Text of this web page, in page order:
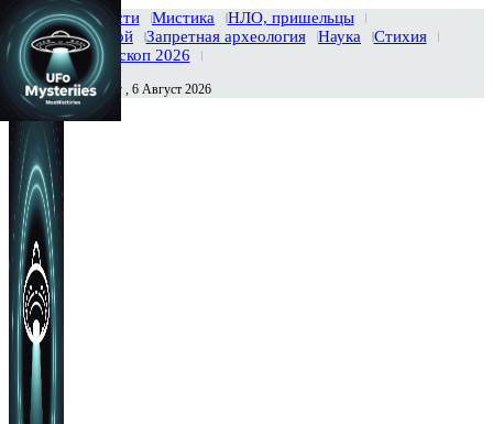
Главная Новости Мистика
НЛО, пришельцы
Тайны вселенной
Запретная археология Наука
Стихия
История
Гороскоп 2026
Сегодня Четверг , 6 Август 2026